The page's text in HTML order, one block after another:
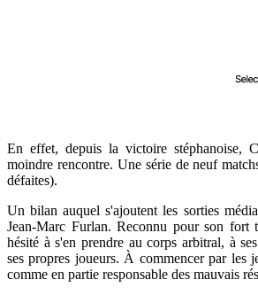
En effet, depuis la victoire stéphanoise,
moindre rencontre. Une série de neuf
défaites).
Un bilan auquel s'ajoutent les sorties
Jean-Marc Furlan. Reconnu pour son fort
hésité à s'en prendre au corps arbitral, à
ses propres joueurs. À commencer par les
comme en partie responsable des mauvais